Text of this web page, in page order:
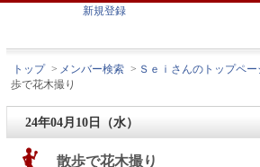
新規登録
トップ > メンバー検索 > Ｓｅｉさんのトップペー
歩で花木撮り
24年04月10日（水）
散歩で花木撮り